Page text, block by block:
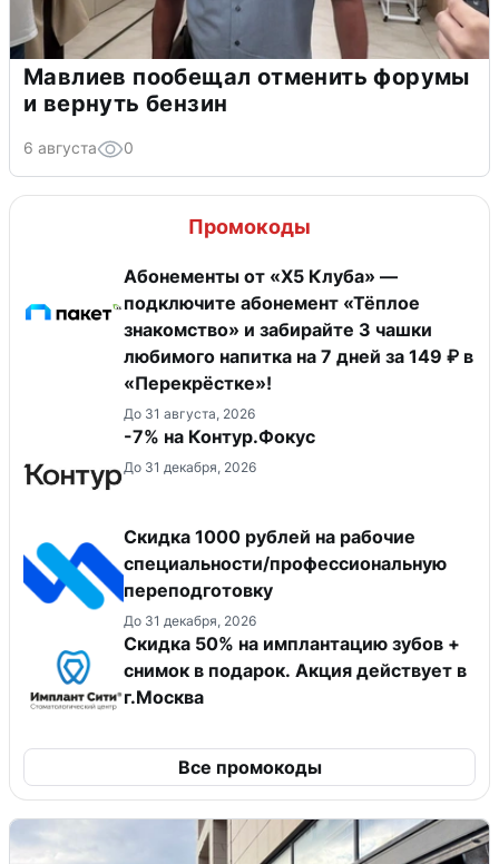
Мавлиев пообещал отменить форумы
и вернуть бензин
6 августа 0
Промокоды
Абонементы от «Х5 Клуба» —
подключите абонемент «Тёплое
знакомство» и забирайте 3 чашки
любимого напитка на 7 дней за 149 ₽ в
«Перекрёстке»!
До 31 августа, 2026
-7% на Контур.Фокус
До 31 декабря, 2026
Скидка 1000 рублей на рабочие
специальности/профессиональную
переподготовку
До 31 декабря, 2026
Скидка 50% на имплантацию зубов +
снимок в подарок. Акция действует в
г.Москва
Все промокоды